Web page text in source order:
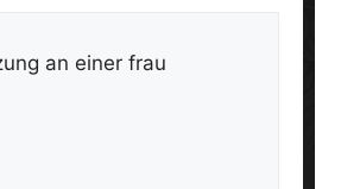
an einer frau